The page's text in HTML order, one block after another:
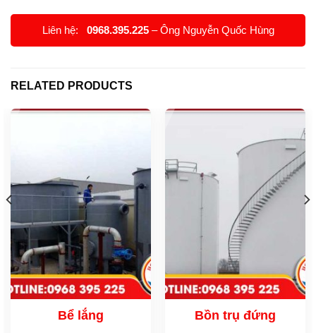
Liên hệ: 0968.395.225– Ông Nguyễn Quốc Hùng
RELATED PRODUCTS
Bể lắng Bồn trụ đứng